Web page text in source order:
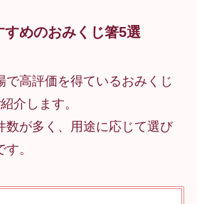
めのおみくじ箸5選
で高評価を得ているおみくじ
介します。
数が多く、用途に応じて選び
。